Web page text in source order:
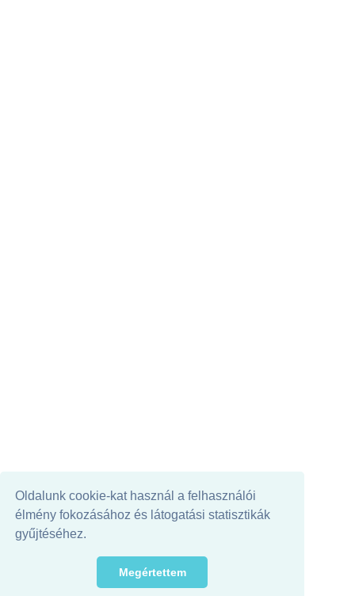
Oldalunk cookie-kat használ a felhasználói
élmény fokozásához és látogatási statisztikák
gyűjtéséhez.
Megértettem